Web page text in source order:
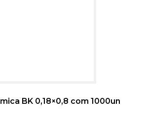
BK 0,18×0,8 com 1000un